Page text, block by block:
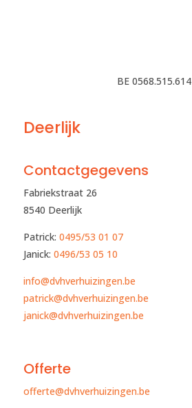
BE 0568.515.614
Deerlijk
Contactgegevens
Fabriekstraat 26
8540 Deerlijk
Patrick: 0495/53 01 07
Janick: 0496/53 05 10​
info@dvhverhuizingen.be
patrick@dvhverhuizingen.be
janick@dvhverhuizingen.be
Offerte
offerte@dvhverhuizingen.be